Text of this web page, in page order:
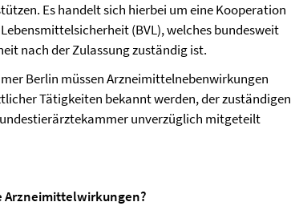
Es handelt sich hierbei um eine Kooperation
(BVL), welches bundesweit
nach der Zulassung zuständig ist.
Berlin müssen Arzneimittelnebenwirkungen
Tätigkeiten bekannt werden, der zuständigen
unverzüglich mitgeteilt
Arzneimittelwirkungen?